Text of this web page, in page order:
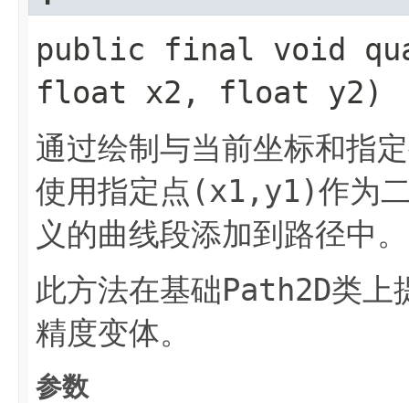
public final void
float x2, float y2)
通过绘制与当前坐标和指
使用指定点 (x1,y1)作为
义的曲线段添加到路径中。
此方法在基础Path2D类上
精度变体。
参数